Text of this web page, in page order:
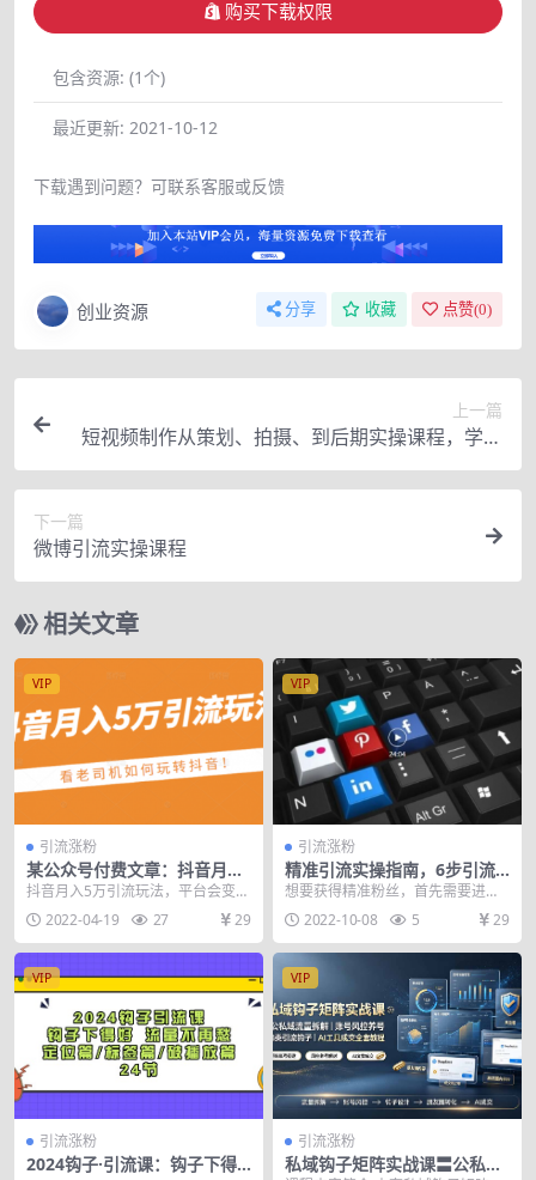
购买下载权限
包含资源: (1个)
最近更新: 2021-10-12
下载遇到问题？可联系客服或反馈
创业资源 分享 收藏 点赞(0)
上一篇
短视频制作从策划、拍摄、到后期实操课程，学会
总结拍摄套路和技巧
下一篇
微博引流实操课程
相关文章
VIP
引流涨粉
某公众号付费文章：抖音月入
5万引流玩法，看看老司机如
何玩转抖音
抖音月入5万引流玩法，平台会变，
流量会迁移，万变不离其宗，底层
逻辑是无法变更的，...
2022-04-19 27 29
VIP
引流涨粉
精准引流实操指南，6步引流
法分享，3个案例拆解（完整
版）
想要获得精准粉丝，首先需要进行
数据的分析，今天采用的是抖音平
台的一款工具，可以分...
2022-10-08 5 29
VIP
引流涨粉
2024钩子·引流课：钩子下得
VIP
引流涨粉
私域钩子矩阵实战课〓公私域